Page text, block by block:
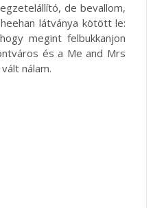
de bevallom,
látványa kötött le:
megint felbukkanjon
és a Me and Mrs
nálam.